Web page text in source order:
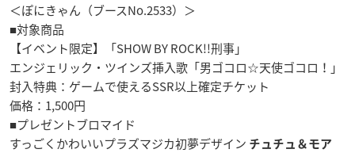
＜ぽにきゃん（ブースNo.2533）＞
■対象商品
【イベント限定】「SHOW BY ROCK!!刑事」
エンジェリック・ツインズ挿入歌「男ゴコロ☆天使ゴコロ！」
封入特典：ゲームで使えるSSR以上確定チケット
価格：1,500円
■プレゼントブロマイド
すっごくかわいいプラズマジカ初夢デザイン チュチュ＆モア